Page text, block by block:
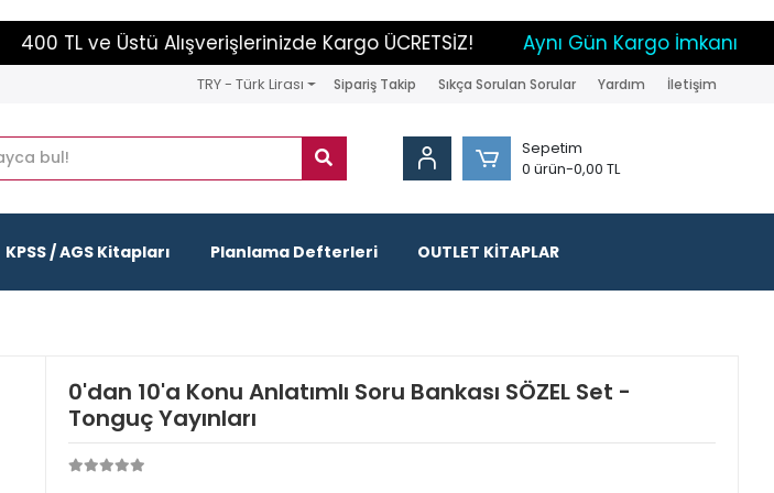
400 TL ve Üstü Alışverişlerinizde Kargo ÜCRETSİZ! Aynı Gün Kargo İmkanı
TRY - Türk Lirası Sipariş Takip Sıkça Sorulan Sorular Yardım İletişim
Sepetim
0 ürün-0,00 TL
KPSS / AGS Kitapları Planlama Defterleri OUTLET KİTAPLAR
0'dan 10'a Konu Anlatımlı Soru Bankası SÖZEL Set -
Tonguç Yayınları